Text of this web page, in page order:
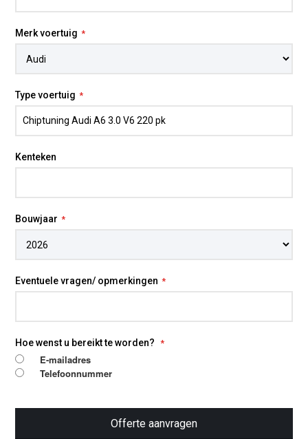
Merk voertuig
Type voertuig
Kenteken
Bouwjaar
Eventuele vragen/ opmerkingen
Hoe wenst u bereikt te worden?
E-mailadres
Telefoonnummer
Offerte aanvragen